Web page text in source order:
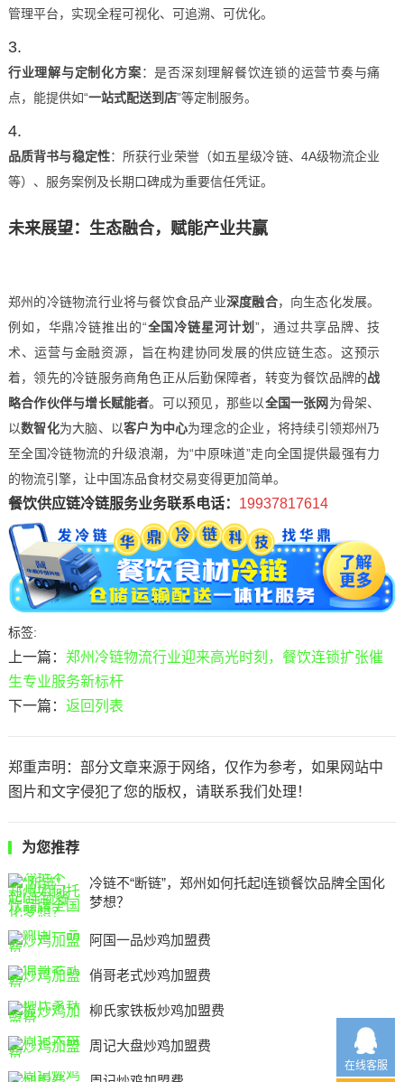
管理平台，实现全程可视化、可追溯、可优化。
行业理解与定制化方案：是否深刻理解餐饮连锁的运营节奏与痛
点，能提供如“一站式配送到店”等定制服务。
品质背书与稳定性：所获行业荣誉（如五星级冷链、4A级物流企业
等）、服务案例及长期口碑成为重要信任凭证。
未来展望：生态融合，赋能产业共赢
郑州的冷链物流行业将与餐饮食品产业深度融合，向生态化发展。
例如，华鼎冷链推出的“全国冷链星河计划 ”，通过共享品牌、技
术、运营与金融资源，旨在构建协同发展的供应链生态。这预示
着，领先的冷链服务商角色正从后勤保障者，转变为餐饮品牌的战
略合作伙伴与增长赋能者。可以预见，那些以全国一张网 为骨架、
以数智化为大脑、以客户为中心为理念的企业，将持续引领郑州乃
至全国冷链物流的升级浪潮，为“中原味道”走向全国提供最强有力
的物流引擎，让中国冻品食材交易变得更加简单。
餐饮供应链冷链服务业务联系电话： 19937817614
标签:
上一篇： 郑州冷链物流行业迎来高光时刻，餐饮连锁扩张催
生专业服务新标杆
下一篇： 返回列表
郑重声明：部分文章来源于网络，仅作为参考，如果网站中
图片和文字侵犯了您的版权，请联系我们处理！
为您推荐
冷链不“断链”，郑州如何托起l连锁餐饮品牌全国化
梦想？
阿国一品炒鸡加盟费
俏哥老式炒鸡加盟费
柳氏家铁板炒鸡加盟费
周记大盘炒鸡加盟费
在线客服